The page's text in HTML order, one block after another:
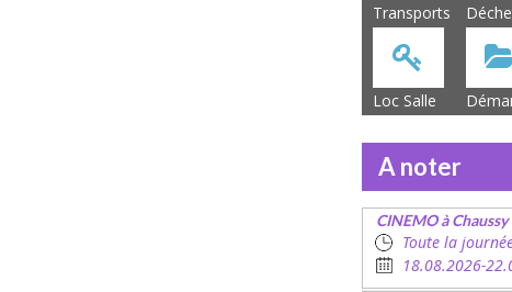
Transports
Loc Salle
A noter
CINEMO à Chaussy
Toute la
18.08.2026-